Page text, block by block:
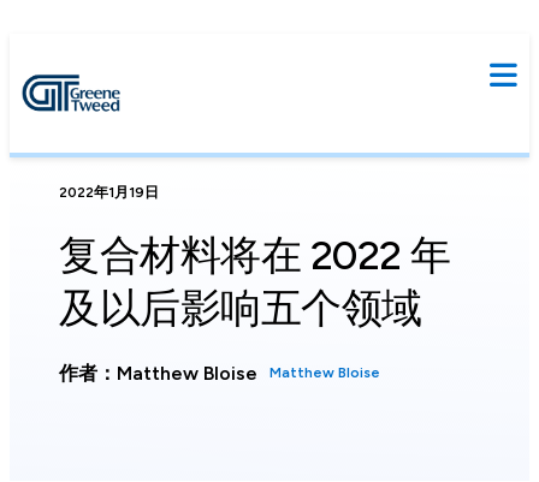
2022年1月19日
复合材料将在 2022 年
及以后影响五个领域
作者：Matthew Bloise Matthew Bloise